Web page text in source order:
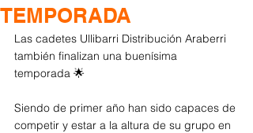
TEMPORADA
Las cadetes Ullibarri Distribución Araberri
también finalizan una buenísima
temporada 🌟
Siendo de primer año han sido capaces de
competir y estar a la altura de su grupo en